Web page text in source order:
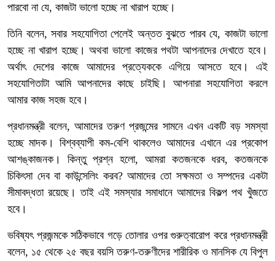
পারবো না যে, কাজটা ভালো হচ্ছে না খারাপ হচ্ছে।
তিনি বলেন, সবার সহযোগিতা পেলেই অন্তত বুঝতে পারব যে, কাজটা ভালো
হচ্ছে না খারাপ হচ্ছে। অথবা ভালো কাজের পথটা আপনাদের দেখাতে হবে।
অর্থাৎ দেশের কাজে আমাদের প্রত্যেককে এগিয়ে আসতে হবে। এই
সহযোগিতাটা আমি আপনাদের কাছে চাইছি। আপনারা সহযোগিতা করলে
আমার কাজ সহজ হবে।
প্রধানমন্ত্রী বলেন, আমাদের তরুণ প্রজন্মের সামনে এখন একটি বড় সমস্যা
হচ্ছে মাদক। বিশ্বব্যাপী কম-বেশি থাকলেও আমাদের এখানে এর প্রকোপ
আশঙ্কাজনক। কিন্তু প্রশ্ন হলো, আমরা কতজনকে ধরব, কতজনকে
চিকিৎসা দেব বা কাউন্সেলিং করব? আমাদের তো সক্ষমতা ও সম্পদের একটা
সীমাবদ্ধতা রয়েছে। তাই এই সমস্যার সমাধানে আমাদের বিকল্প পথ খুঁজতে
হবে।
ভবিষ্যৎ প্রজন্মকে সঠিকভাবে গড়ে তোলার ওপর গুরুত্বারোপ করে প্রধানমন্ত্রী
বলেন, ১৫ থেকে ২৫ বছর বয়সি তরুণ-তরুণীদের শারীরিক ও মানসিক যে বিপুল